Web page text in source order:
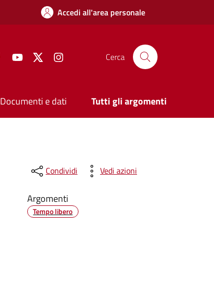
Accedi all'area personale
FacebookYouTube Twitter Cerca
Documenti e dati Tutti gli argomenti
Condividi Vedi azioni
Argomenti
Tempo libero